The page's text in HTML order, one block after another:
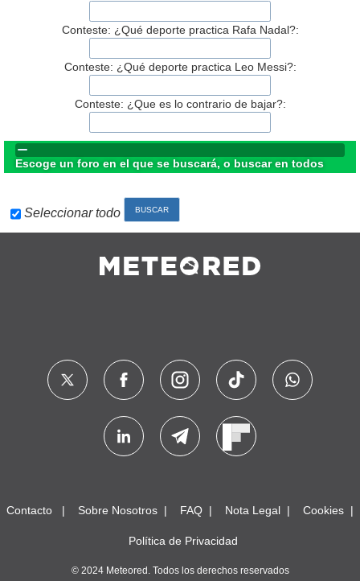
Conteste: ¿Qué deporte practica Rafa Nadal?:
Conteste: ¿Qué deporte practica Leo Messi?:
Conteste: ¿Que es lo contrario de bajar?:
Escoge un foro en el que se buscará, o buscar en todos
Seleccionar todo
Contacto Sobre Nosotros FAQ Nota Legal Cookies
Política de Privacidad
© 2024 Meteored. Todos los derechos reservados